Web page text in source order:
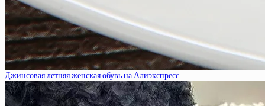
Джинсовая летняя женская обувь на Алиэкспресс